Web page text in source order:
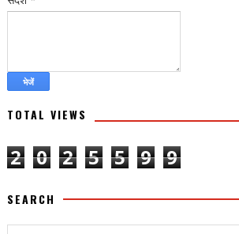
TOTAL VIEWS
2 0 2 5 5 9 9
SEARCH